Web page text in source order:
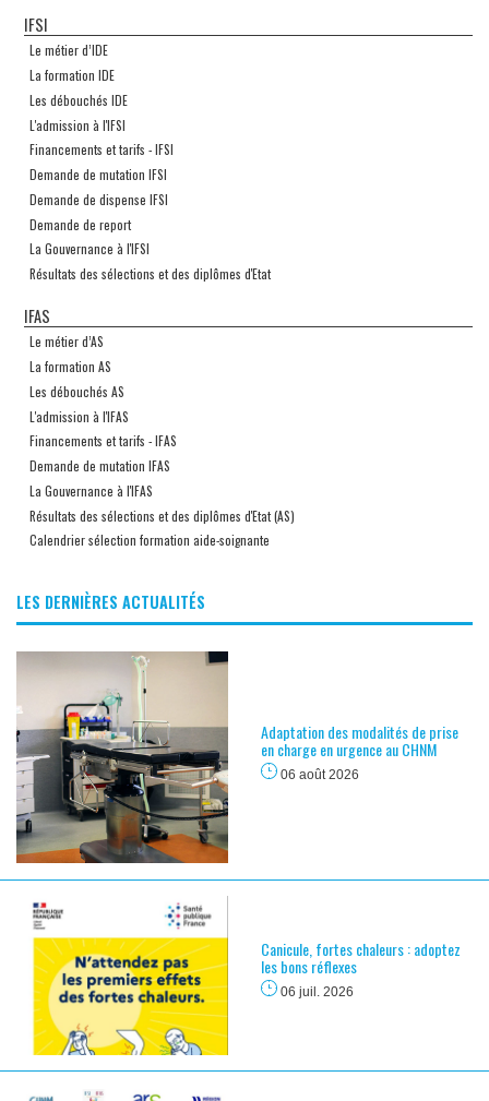
IFSI
Le métier d’IDE
La formation IDE
Les débouchés IDE
L'admission à l'IFSI
Financements et tarifs - IFSI
Demande de mutation IFSI
Demande de dispense IFSI
Demande de report
La Gouvernance à l'IFSI
Résultats des sélections et des diplômes d'Etat
IFAS
Le métier d’AS
La formation AS
Les débouchés AS
L'admission à l'IFAS
Financements et tarifs - IFAS
Demande de mutation IFAS
La Gouvernance à l'IFAS
Résultats des sélections et des diplômes d'Etat (AS)
Calendrier sélection formation aide-soignante
LES DERNIÈRES ACTUALITÉS
Adaptation des modalités de prise
en charge en urgence au CHNM
06 août 2026
Canicule, fortes chaleurs : adoptez
les bons réflexes
06 juil. 2026